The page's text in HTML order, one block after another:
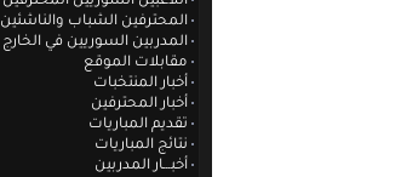
المحترفين الشباب والناشئين
المدربين السوريين في الخارج
مقابلات الموقع
أخبار المنتخبات
أخبار المحترفين
تقديم المباريات
نتائج المباريات
أخبـــار المدربين